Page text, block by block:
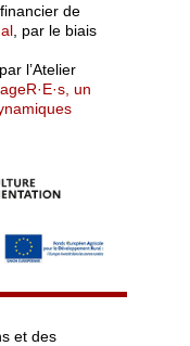
de
, par le biais
l’Atelier
un
et des